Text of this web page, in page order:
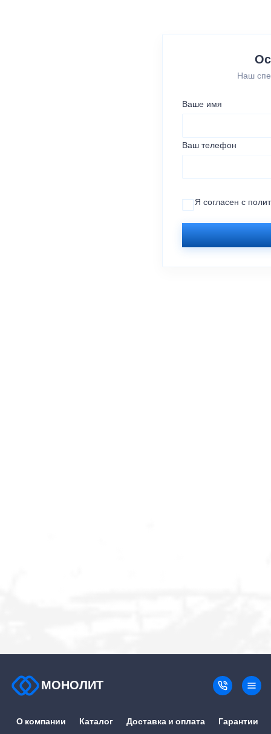
Наш
Ваше имя
Ваш телефон
Я согласен с
МОНОЛИТ
О компании Каталог Доставка и оплата Гарантии